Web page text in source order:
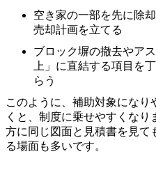
空き家の一部を先に除
売却計画を立てる
ブロック塀の撤去やア
上」に直結する項目を
らう
このように、補助対象にな
くと、制度に乗せやすくな
方に同じ図面と見積書を見て
る場面も多いです。